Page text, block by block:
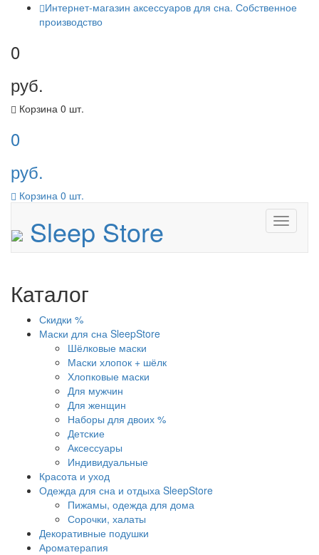
Интернет-магазин аксессуаров для сна. Собственное
производство
0
руб.
Корзина 0 шт.
0
руб.
Корзина 0 шт.
Menu
Sleep Store
Каталог
Скидки %
Маски для сна SleepStore
Шёлковые маски
Маски хлопок + шёлк
Хлопковые маски
Для мужчин
Для женщин
Наборы для двоих %
Детские
Аксессуары
Индивидуальные
Красота и уход
Одежда для сна и отдыха SleepStore
Пижамы, одежда для дома
Сорочки, халаты
Декоративные подушки
Ароматерапия